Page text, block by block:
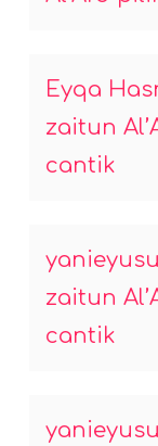
Eyqa
zaitun
cantik
zaitun
cantik